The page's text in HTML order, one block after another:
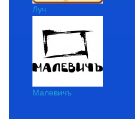
Луч
Малевичъ